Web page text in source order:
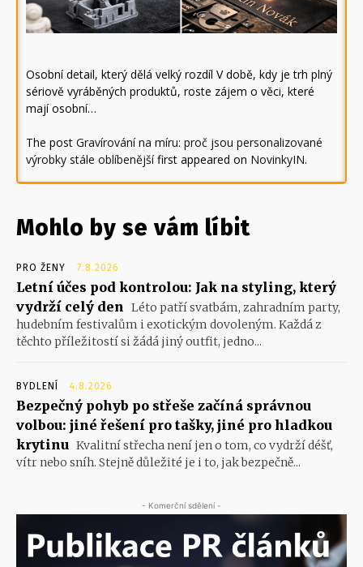
Osobní detail, který dělá velký rozdíl V době, kdy je trh plný
sériově vyráběných produktů, roste zájem o věci, které
mají osobní…
The post Gravírování na míru: proč jsou personalizované
výrobky stále oblíbenějšífirst appeared on NovinkyIN.
Mohlo by se vám líbit
PRO ŽENY 7.8.2026
Letní účes pod kontrolou: Jak na styling, který
vydrží celý den Léto patří svatbám, zahradním party,
hudebním festivalům i exotickým dovoleným. Každá z
těchto příležitostí si žádá jiný outfit, jedno...
BYDLENÍ 4.8.2026
Bezpečný pohyb po střeše začíná správnou
volbou: jiné řešení pro tašky, jiné pro hladkou
krytinu Kvalitní střecha není jen o tom, co vydrží déšť,
vítr nebo sníh. Stejně důležité je i to, jak bezpečně...
- Komerční sdělení -